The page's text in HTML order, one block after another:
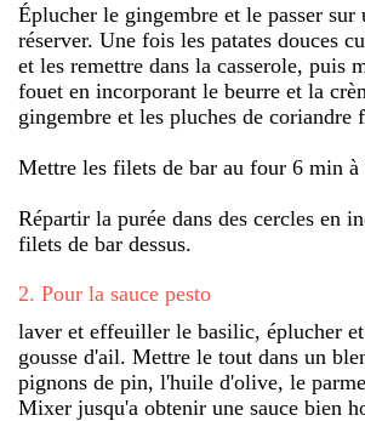
Éplucher le gingembre et le passer sur
réserver. Une fois les patates douces
et les remettre dans la casserole, puis
fouet en incorporant le beurre et la
gingembre et les pluches de coriandre
Mettre les filets de bar au four 6 min
Répartir la purée dans des cercles en
filets de bar dessus.
2. Pour la sauce pesto
laver et effeuiller le basilic, éplucher
gousse d'ail. Mettre le tout dans un
pignons de pin, l'huile d'olive, le
Mixer jusqu'a obtenir une sauce bien